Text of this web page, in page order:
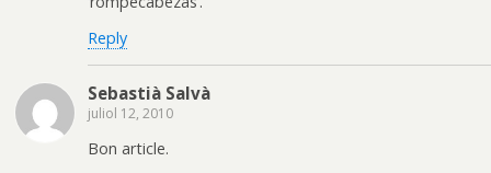
Reply
Sebastià Salvà
juliol 12, 2010
Bon article.